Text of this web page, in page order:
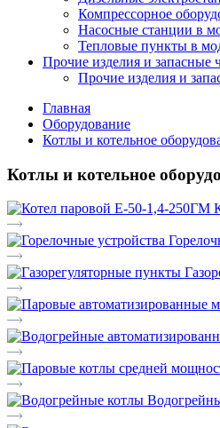
Компрессорное
Насосные станции в
Тепловые пункты в
Прочие изделия и запасные
Прочие изделия и
Главная
Оборудование
Котлы и котельное
Котлы и котельное